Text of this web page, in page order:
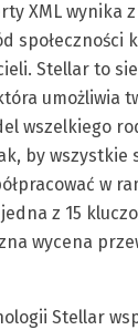
XML wynika
społeczności
Stellar to
umożliwia
wszelkiego
by wszystkie
w
z 15
wycena
Stellar